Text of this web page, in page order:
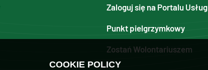
Zaloguj się na Portalu Usług
Punkt pielgrzymkowy
Zostań Wolontariuszem
COOKIE POLICY